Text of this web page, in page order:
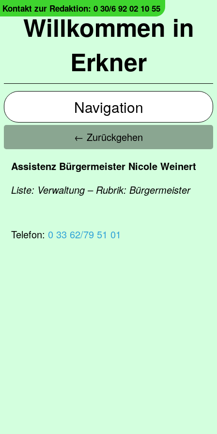
Willkommen in
Erkner
Kontakt zur Redaktion: 0 30/6 92 02 10 55
Navigation
← Zurückgehen
Assistenz Bürgermeister Nicole Weinert
Liste: Verwaltung – Rubrik: Bürgermeister
Telefon: 0 33 62/79 51 01